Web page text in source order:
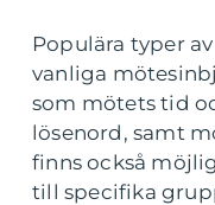
Populära typer
vanliga
som mötets tid
lösenord, samt
finns också
till specifika